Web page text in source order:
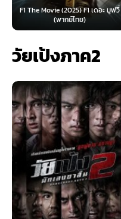
F1 The Movie (2025) F1 เดอะ มูฟวี่
(พากย์ไทย)
วัยเป้งภาค2